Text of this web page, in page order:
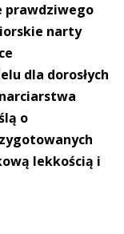
prawdziwego
narty
dla dorosłych
o
lekkością i